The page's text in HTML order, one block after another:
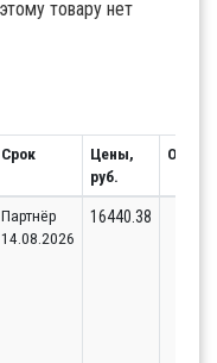
товару нет
Срок
Цены,
руб.
Партнёр
14.08.2026
16440.38